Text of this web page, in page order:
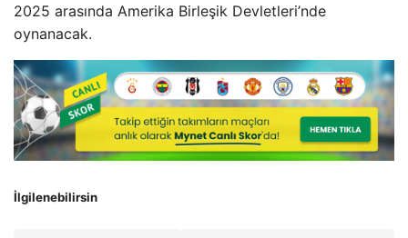
2025 arasında Amerika Birleşik Devletleri’nde
oynanacak.
İlgilenebilirsin